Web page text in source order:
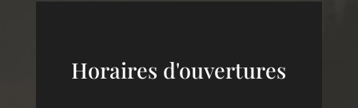
Horaires d'ouvertures